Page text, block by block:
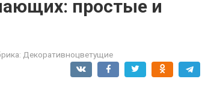
простые и
Декоративноцветущие